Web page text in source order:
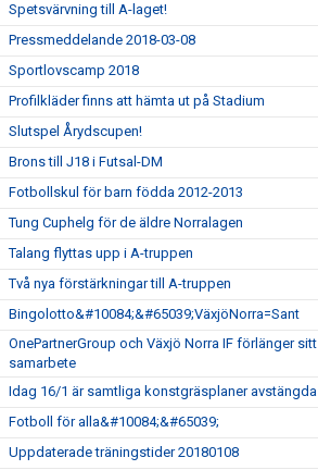
Spetsvärvning till A-laget!
Pressmeddelande 2018-03-08
Sportlovscamp 2018
Profilkläder finns att hämta ut på Stadium
Slutspel Årydscupen!
Brons till J18 i Futsal-DM
Fotbollskul för barn födda 2012-2013
Tung Cuphelg för de äldre Norralagen
Talang flyttas upp i A-truppen
Två nya förstärkningar till A-truppen
Bingolotto&#10084;&#65039;VäxjöNorra=Sant
OnePartnerGroup och Växjö Norra IF förlänger sitt
samarbete
Idag 16/1 är samtliga konstgräsplaner avstängda
Fotboll för alla&#10084;&#65039;
Uppdaterade träningstider 20180108